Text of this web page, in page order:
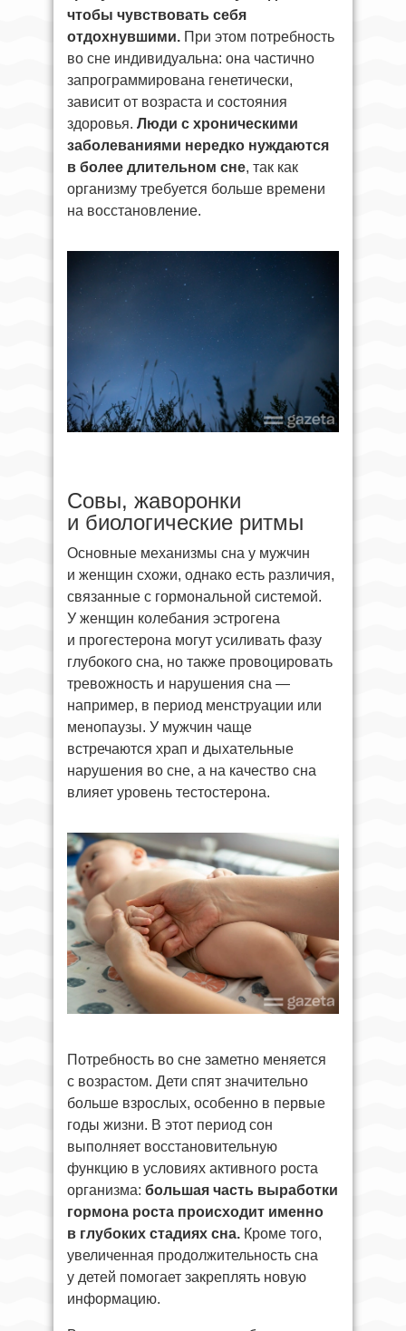
чтобы чувствовать себя
отдохнувшими. При этом потребность
во сне индивидуальна: она частично
запрограммирована генетически,
зависит от возраста и состояния
здоровья. Люди с хроническими
заболеваниями нередко нуждаются
в более длительном сне, так как
организму требуется больше времени
на восстановление.
Совы, жаворонки
и биологические ритмы
Основные механизмы сна у мужчин
и женщин схожи, однако есть различия,
связанные с гормональной системой.
У женщин колебания эстрогена
и прогестерона могут усиливать фазу
глубокого сна, но также провоцировать
тревожность и нарушения сна —
например, в период менструации или
менопаузы. У мужчин чаще
встречаются храп и дыхательные
нарушения во сне, а на качество сна
влияет уровень тестостерона.
Потребность во сне заметно меняется
с возрастом. Дети спят значительно
больше взрослых, особенно в первые
годы жизни. В этот период сон
выполняет восстановительную
функцию в условиях активного роста
организма: большая часть выработки
гормона роста происходит именно
в глубоких стадиях сна. Кроме того,
увеличенная продолжительность сна
у детей помогает закреплять новую
информацию.